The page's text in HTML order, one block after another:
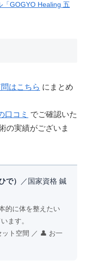
「GOGYO Healing 五
はこちら にまとめ
口コミ でご確認いた
の実績がございま
で）
／国家資格 鍼
的に体を整えたい
ます。
ト空間 ／ 👤 お一